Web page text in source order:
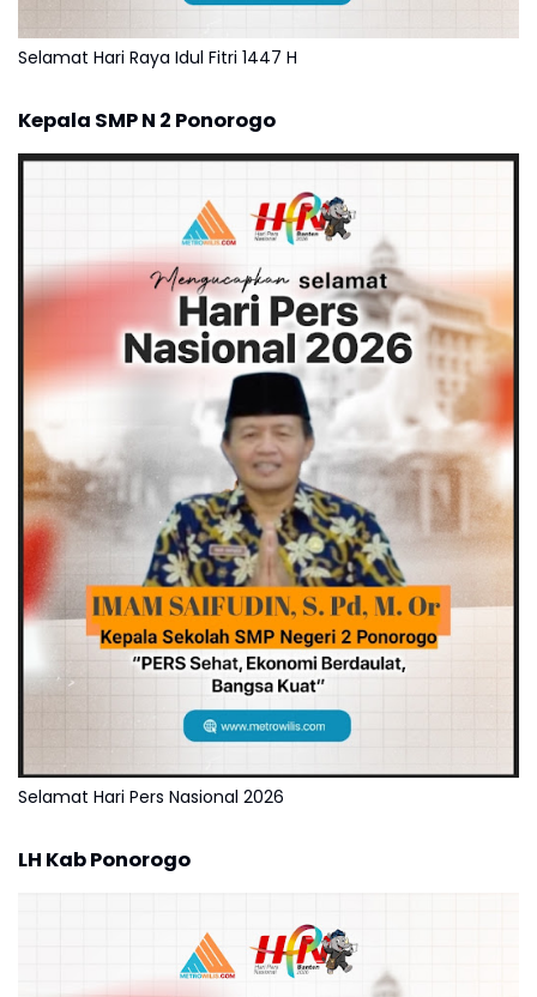
Selamat Hari Raya Idul Fitri 1447 H
Kepala SMP N 2 Ponorogo
Selamat Hari Pers Nasional 2026
LH Kab Ponorogo